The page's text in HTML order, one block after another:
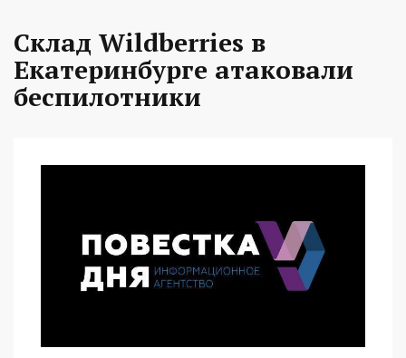
Склад Wildberries в
Екатеринбурге атаковали
беспилотники